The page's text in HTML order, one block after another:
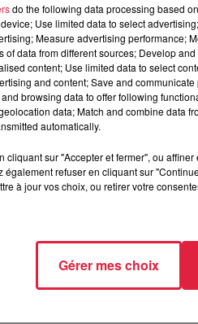
d’agrément, des espaces
d’Alsace (« flash
Rédaction
do the following data processing based
Use limited data to select
Measure advertising performance;
of data from different sources; Develop
content; Use limited data to select
and content; Save and
browsing data to offer following
data; Match and combine data
automatically.
cliquant sur "Accepter et fermer", ou
également refuser en cliquant sur
à jour vos choix, ou retirer votre
Gérer mes choix